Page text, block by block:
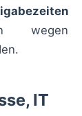
wegen
IT